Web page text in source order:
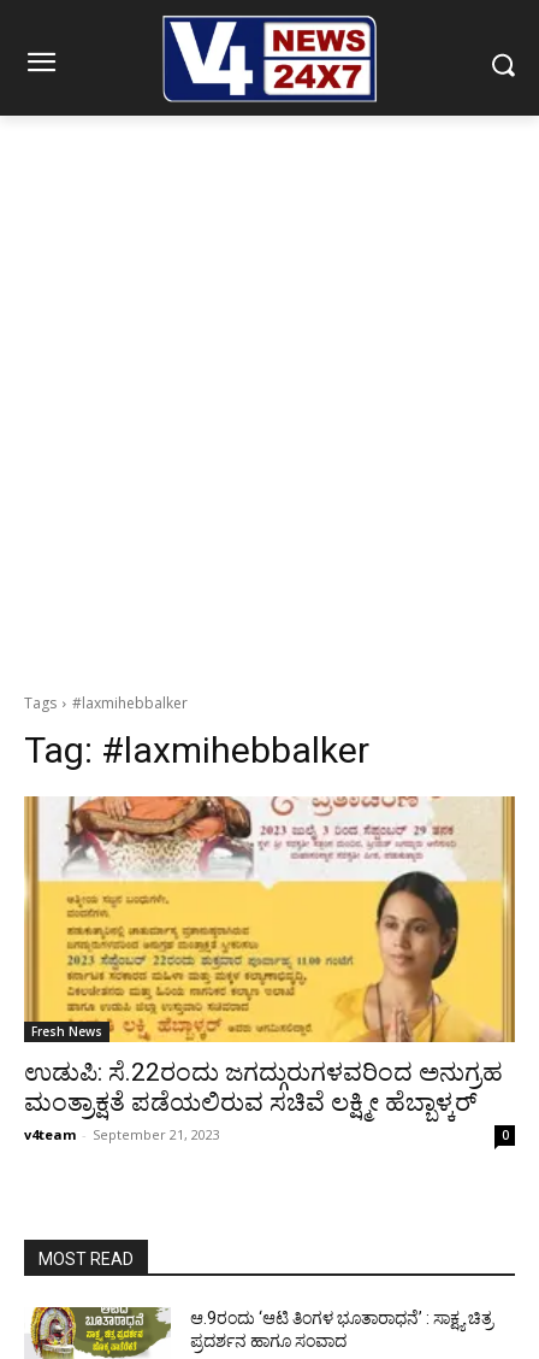
Tags #laxmihebbalker
Tag: #laxmihebbalker
Fresh News
ಉಡುಪಿ: ಸೆ.22ರಂದು ಜಗದ್ಗುರುಗಳವರಿಂದ ಅನುಗ್ರಹ
ಮಂತ್ರಾಕ್ಷತೆ ಪಡೆಯಲಿರುವ ಸಚಿವೆ ಲಕ್ಷ್ಮೀ ಹೆಬ್ಬಾಳ್ಕರ್
v4team - September 21, 2023 0
MOST READ
ಆ.9ರಂದು ‘ಆಟಿ ತಿಂಗಳ ಭೂತಾರಾಧನೆ’ : ಸಾಕ್ಷ್ಯ ಚಿತ್ರ
ಪ್ರದರ್ಶನ ಹಾಗೂ ಸಂವಾದ